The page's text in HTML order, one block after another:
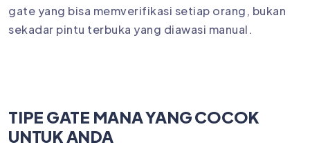
gate yang bisa memverifikasi setiap orang, bukan
sekadar pintu terbuka yang diawasi manual.
TIPE GATE MANA YANG COCOK
UNTUK ANDA